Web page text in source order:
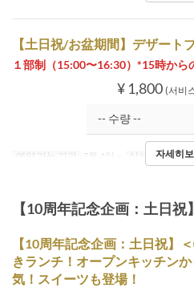
【土日祝/お盆期間】デザート
１部制（15:00〜16:30）*15時から
¥ 1,800 (서비
예약 가능 기간 7월 4일 ~ 식사 티타임
자세히
【10周年記念企画：土日祝】
【10周年記念企画：土日祝】
きランチ！オープンキッチン
気！スイーツも登場！